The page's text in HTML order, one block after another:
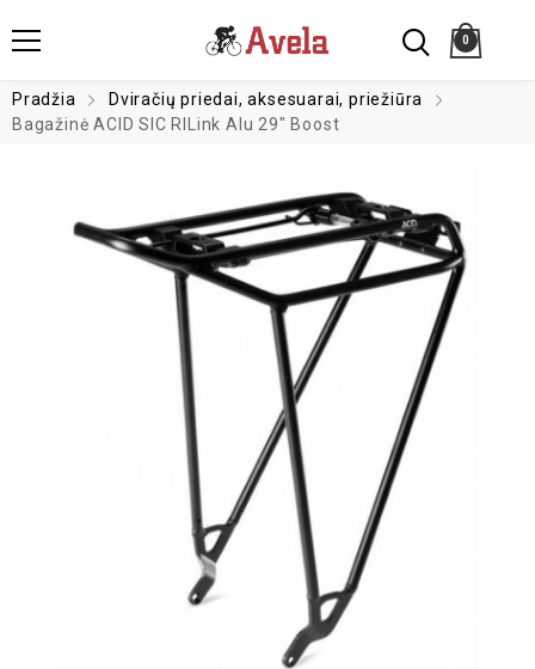
0
Pradžia
Dviračių priedai, aksesuarai, priežiūra
Bagažinė ACID SIC RILink Alu 29″ Boost